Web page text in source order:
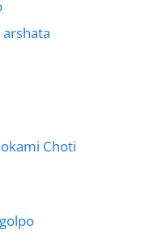
arshata
Choti
golpo